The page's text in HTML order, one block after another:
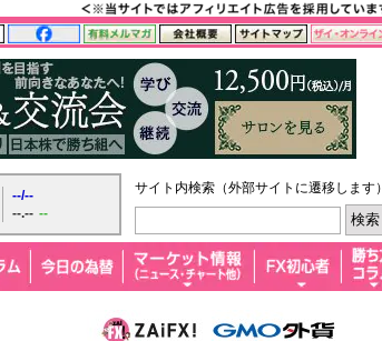
--/--
--.-- --
サイト内検索（外部サイトに遷移します）